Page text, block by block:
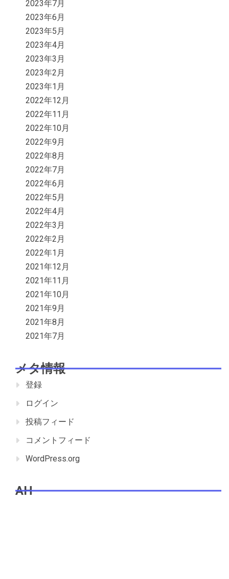
2023年7月
2023年6月
2023年5月
2023年4月
2023年3月
2023年2月
2023年1月
2022年12月
2022年11月
2022年10月
2022年9月
2022年8月
2022年7月
2022年6月
2022年5月
2022年4月
2022年3月
2022年2月
2022年1月
2021年12月
2021年11月
2021年10月
2021年9月
2021年8月
2021年7月
メタ情報
登録
ログイン
投稿フィード
コメントフィード
WordPress.org
AH